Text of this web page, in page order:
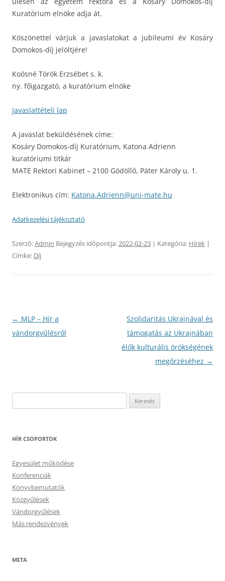
Kuratórium elnöke adja át.
Köszönettel várjuk a javaslatokat a jubileumi év Kosáry
Domokos-díj jelöltjére!
Koósné Török Erzsébet s. k.
ny. főigazgató, a kuratórium elnöke
Javaslattételi lap
A javaslat beküldésének címe:
Kosáry Domokos-díj Kuratórium, Katona Adrienn
kuratóriumi titkár
MATE Rektori Kabinet – 2100 Gödöllő, Páter Károly u. 1.
Elektronikus cím: Katona.Adrienn@uni-mate.hu
Adatkezelési tájékoztató
Szerző:Admin Bejegyzés időpontja:2022-02-23 | Kategória: Hírek |
Címke: Díj
Bejegyzés
navigáció
← MLP – Hír a
vándorgyűlésről
Szolidaritás Ukrajnával és
támogatás az Ukrajnában
élők kulturális örökségének
megőrzéséhez →
HÍR CSOPORTOK
Egyesület működése
Konferenciák
Könyvbemutatók
Közgyűlések
Vándorgyűlések
Más rendezvények
META